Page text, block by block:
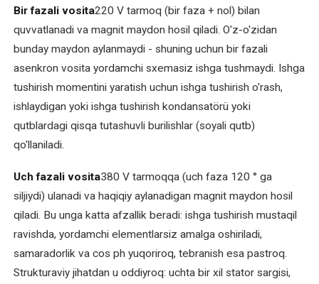
maslahat
Elektromotor
kollektorini
tiklash
Elektromotor
qayta
o'rash
Elektromotor
podshipniklarini
almashtirish
Bir fazali vosita220 V tarmoq (bir faza + nol) bilan
quvvatlanadi va magnit maydon hosil qiladi. O'z-o'zidan
bunday maydon aylanmaydi - shuning uchun bir fazali
asenkron vosita yordamchi sxemasiz ishga tushmaydi. Ishga
tushirish momentini yaratish uchun ishga tushirish o'rash,
ishlaydigan yoki ishga tushirish kondansatörü yoki
qutblardagi qisqa tutashuvli burilishlar (soyali qutb)
qo'llaniladi.
Uch fazali vosita380 V tarmoqqa (uch faza 120 ° ga
siljiydi) ulanadi va haqiqiy aylanadigan magnit maydon hosil
qiladi. Bu unga katta afzallik beradi: ishga tushirish mustaqil
ravishda, yordamchi elementlarsiz amalga oshiriladi,
samaradorlik va cos ph yuqoriroq, tebranish esa pastroq.
Strukturaviy jihatdan u oddiyroq: uchta bir xil stator sargisi,